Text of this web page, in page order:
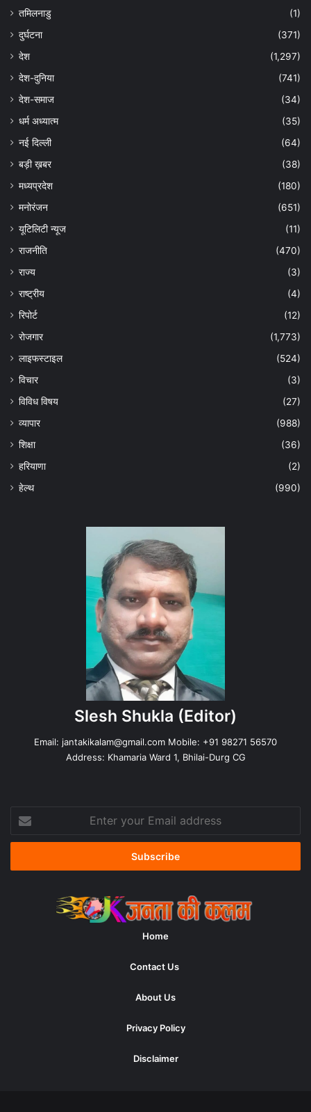
तमिलनाडु
(1)
दुर्घटना
(371)
देश
(1,297)
देश-दुनिया
(741)
देश-समाज
(34)
धर्म अध्यात्म
(35)
नई दिल्ली
(64)
बड़ी ख़बर
(38)
मध्यप्रदेश
(180)
मनोरंजन
(651)
यूटिलिटी न्यूज
(11)
राजनीति
(470)
राज्य
(3)
राष्ट्रीय
(4)
रिपोर्ट
(12)
रोजगार
(1,773)
लाइफस्टाइल
(524)
विचार
(3)
विविध विषय
(27)
व्यापार
(988)
शिक्षा
(36)
हरियाणा
(2)
हेल्‍थ
(990)
Slesh Shukla (Editor)
Email: jantakikalam@gmail.com Mobile: +91 98271 56570
Address: Khamaria Ward 1, Bhilai-Durg CG
your
Email
Home
Contact Us
About Us
Privacy Policy
Disclaimer